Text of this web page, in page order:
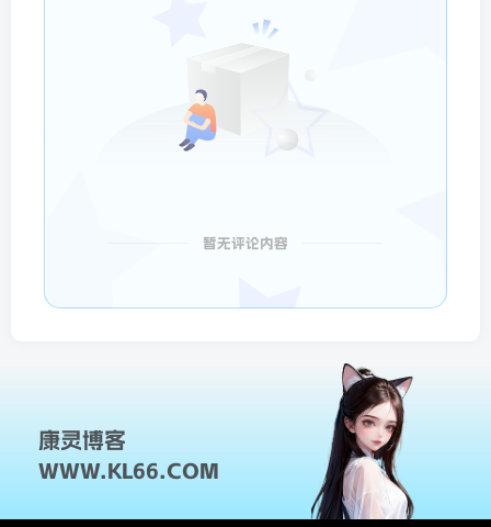
暂无评论内容
康灵博客
WWW.KL66.COM